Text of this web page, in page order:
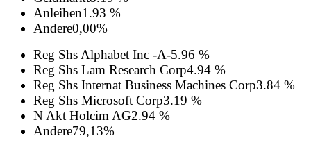
Anleihen1.93 %
Andere0,00%
Reg Shs Alphabet Inc -A-5.96 %
Reg Shs Lam Research Corp4.94 %
Reg Shs Internat Business Machines Corp3.84 %
Reg Shs Microsoft Corp3.19 %
N Akt Holcim AG2.94 %
Andere79,13%